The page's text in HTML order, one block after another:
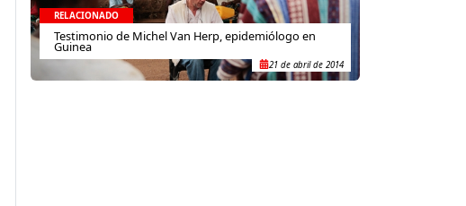
RELACIONADO
Testimonio de Michel Van Herp, epidemiólogo en
Guinea
21 de abril de 2014